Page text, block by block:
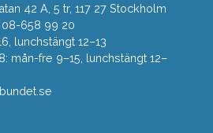
42 A, 5 tr, 117 27 Stockholm
658 99 20
lunchstängt 12–13
mån-fre 9–15, lunchstängt 12–